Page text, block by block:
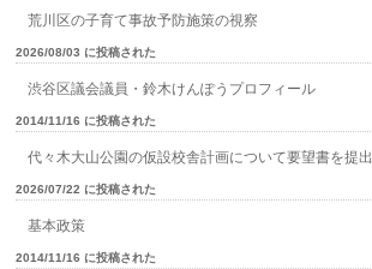
荒川区の子育て事故予防施策の視察
2026/08/03 に投稿された
渋谷区議会議員・鈴木けんぽうプロフィール
2014/11/16 に投稿された
代々木大山公園の仮設校舎計画について要望書を提出
2026/07/22 に投稿された
基本政策
2014/11/16 に投稿された